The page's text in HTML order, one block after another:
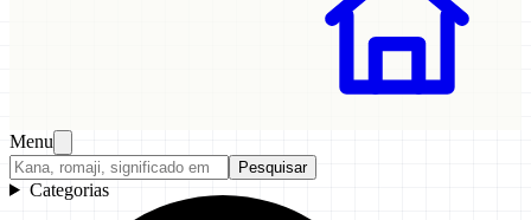
Menu
Pesquisar
Categorias